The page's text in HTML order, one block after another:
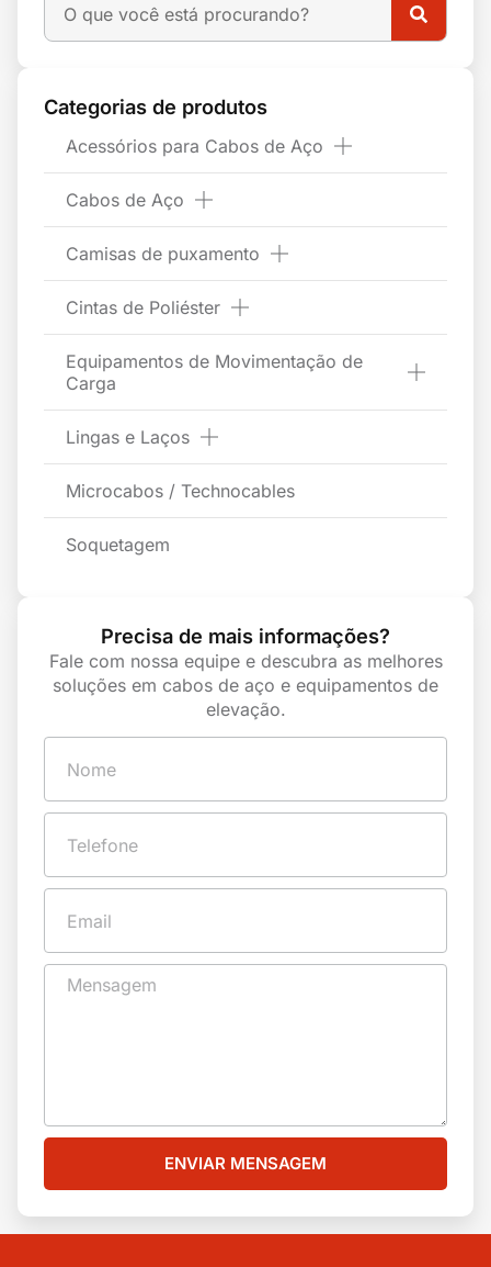
Categorias de produtos
Acessórios para Cabos de Aço
Cabos de Aço
Camisas de puxamento
Cintas de Poliéster
Equipamentos de Movimentação de
Carga
Lingas e Laços
Microcabos / Technocables
Soquetagem
Precisa de mais informações?
Fale com nossa equipe e descubra as melhores
soluções em cabos de aço e equipamentos de
elevação.
ENVIAR MENSAGEM